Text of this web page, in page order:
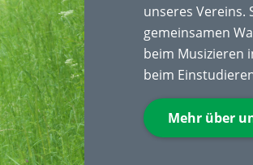
unseres Vereins.
gemeinsamen
beim Musizieren
beim
Mehr über